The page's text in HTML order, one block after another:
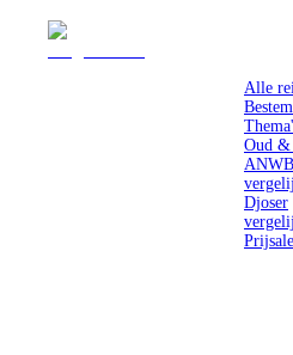
Alle
Oud
ANWB
Djoser